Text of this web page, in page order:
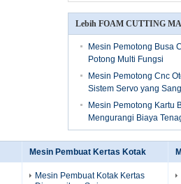
Lebih FOAM CUTTING
Mesin Pemotong Busa
Potong Multi Fungsi
Mesin Pemotong Cnc
Sistem Servo yang
Mesin Pemotong Kartu
Mengurangi Biaya
Mesin Pembuat Kertas Kotak
Mesin Pembuat Kotak Kertas